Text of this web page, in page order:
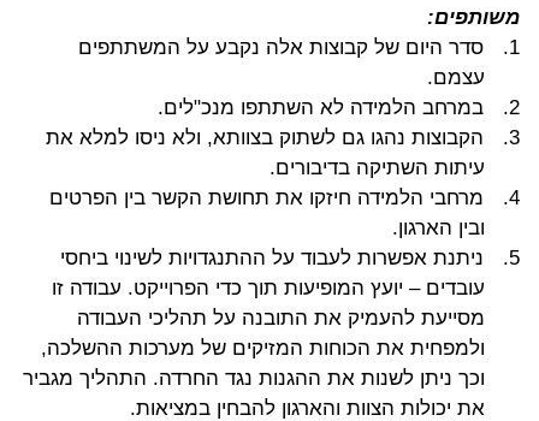
משותפים:
1.
סדר היום של קבוצות אלה נקבע על המשתתפים
עצמם.
2.
במרחב הלמידה לא השתתפו מנכ"לים.
3.
הקבוצות נהגו גם לשתוק בצוותא, ולא ניסו למלא את
עיתות השתיקה בדיבורים.
4.
מרחבי הלמידה חיזקו את תחושת הקשר בין הפרטים
ובין הארגון.
5.
ניתנת אפשרות לעבוד על ההתנגדויות לשינוי ביחסי
עובדים – יועץ המופיעות תוך כדי הפרוייקט. עבודה זו
מסייעת להעמיק את התובנה על תהליכי העבודה
ולמפחית את הכוחות המזיקים של מערכות ההשלכה,
וכך ניתן לשנות את ההגנות נגד החרדה. התהליך מגביר
את יכולות הצוות והארגון להבחין במציאות.